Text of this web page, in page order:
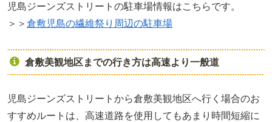
児島ジーンズストリートの駐車場情報はこちらです。
＞＞ 倉敷児島の繊維祭り周辺の駐車場
倉敷美観地区までの行き方は高速より一般道
児島ジーンズストリートから倉敷美観地区へ行く場合のお
すすめルートは、高速道路を使用してもあまり時間短縮に